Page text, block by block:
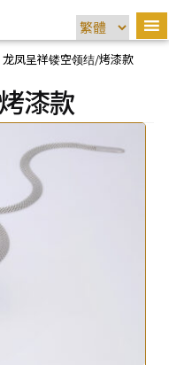
龙凤呈祥镂空领结/烤漆款
漆款